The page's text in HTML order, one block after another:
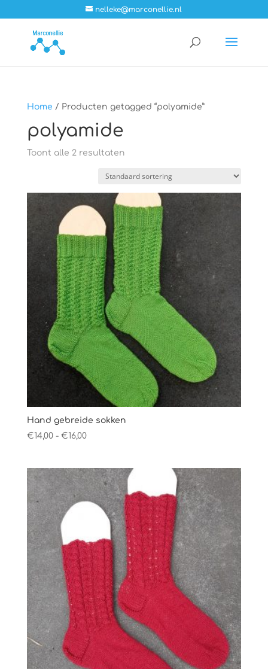
nelleke@marconellie.nl
Home / Producten getagged “polyamide”
polyamide
Toont alle 2 resultaten
Hand gebreide sokken
€14,00 - €16,00Prijsklasse:
€16,00